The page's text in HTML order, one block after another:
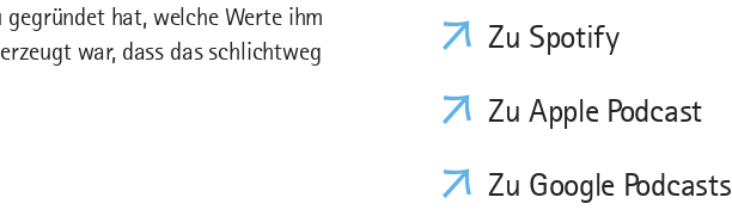
hat, welche Werte ihm
war, dass das schlichtweg
Zu Spotify
Zu Apple Podcast
Zu Google Podcasts